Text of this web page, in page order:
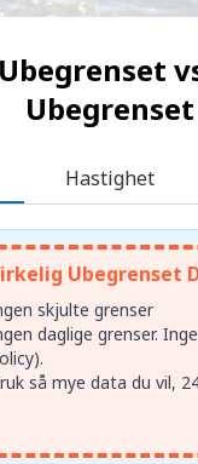
Ubegrenset
Hastighet
Ubegrenset
skjulte grenser
daglige grenser.
så mye data du vil,